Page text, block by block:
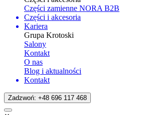
Części zamienne NORA B2B
Części i akcesoria
Kariera
Grupa Krotoski
Salony
Kontakt
O nas
Blog i aktualności
Kontakt
Zadzwoń: +48 696 117 468